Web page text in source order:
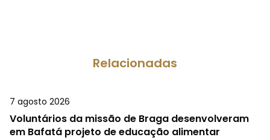
Relacionadas
7 agosto 2026
Voluntários da missão de Braga desenvolveram
em Bafatá projeto de educação alimentar